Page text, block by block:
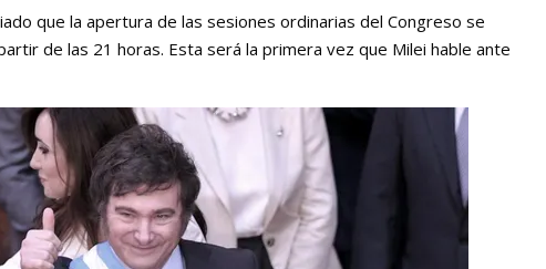
que la apertura de las sesiones ordinarias del Congreso se
de las 21 horas. Esta será la primera vez que Milei hable ante